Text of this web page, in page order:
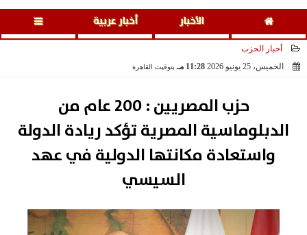
الأخبار أخبار عربية
أخبار الحزب
الخميس، 25 يونيو 2026
11:28 مـ بتوقيت القاهرة
حزب المصريين : 200 عام من
الدبلوماسية المصرية تؤكد ريادة الدولة
واستعادة مكانتها الدولية في عهد
السيسي